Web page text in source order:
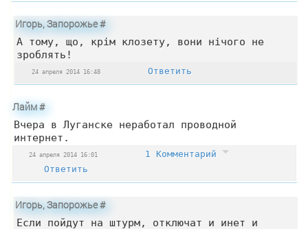
Игорь, Запорожье#
А тому, що, крім клозету, вони нічого не
зроблять!
24 апреля 2014 16:48 Ответить
Лайм#
Вчера в Луганске неработал проводной
интернет.
24 апреля 2014 16:01
1 Комментарий
Ответить
Игорь, Запорожье#
Если пойдут на штурм, отключат и инет и